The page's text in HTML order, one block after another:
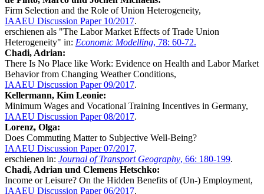
Firm Selection and the Role of Union Heterogeneity,
IAAEU Discussion Paper 10/2017.
erschienen als "The Labor Market Effects of Trade Union
Heterogeneity" in: Economic Modelling, 78: 60-72.
Chadi, Adrian:
There Is No Place like Work: Evidence on Health and Labor Market
Behavior from Changing Weather Conditions,
IAAEU Discussion Paper 09/2017.
Kellermann, Kim Leonie:
Minimum Wages and Vocational Training Incentives in Germany,
IAAEU Discussion Paper 08/2017.
Lorenz, Olga:
Does Commuting Matter to Subjective Well-Being?
IAAEU Discussion Paper 07/2017.
erschienen in: Journal of Transport Geography, 66: 180-199.
Chadi, Adrian und Clemens Hetschko:
Income or Leisure? On the Hidden Benefits of (Un-) Employment,
IAAEU Discussion Paper 06/2017.